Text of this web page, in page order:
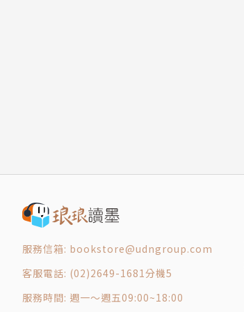
第二十四章 從加薩到納布勒斯
第二十五章 瑪莉安
第二十六章 先知達穆耳
第二十八章 黎巴嫩山隘
第二十九章 薩塔利亞大驚奇
服務信箱: bookstore@udngroup.com
客服電話: (02)2649-1681分機5
服務時間: 週一～週五09:00~18:00